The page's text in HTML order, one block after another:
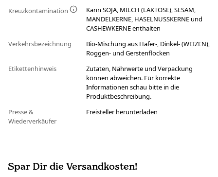
Kreuzkontamination
Kann SOJA, MILCH (LAKTOSE), SESAM,
MANDELKERNE, HASELNUSSKERNE und
CASHEWKERNE enthalten
Verkehrsbezeichnung
Bio-Mischung aus Hafer-, Dinkel- (WEIZEN),
Roggen- und Gerstenflocken
Etikettenhinweis
Zutaten, Nährwerte und Verpackung
können abweichen. Für korrekte
Informationen schau bitte in die
Produktbeschreibung.
Presse &
Wiederverkäufer
Freisteller herunterladen
Spar Dir die Versandkosten!